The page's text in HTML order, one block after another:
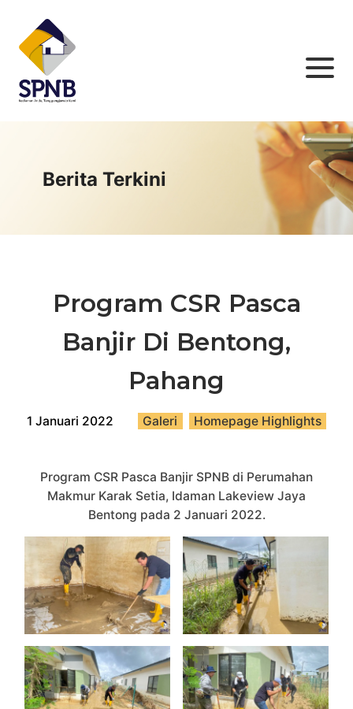
Berita Terkini
Program CSR Pasca
Banjir Di Bentong,
Pahang
1 Januari 2022 Galeri Homepage Highlights
Program CSR Pasca Banjir SPNB di Perumahan
Makmur Karak Setia, Idaman Lakeview Jaya
Bentong pada 2 Januari 2022.